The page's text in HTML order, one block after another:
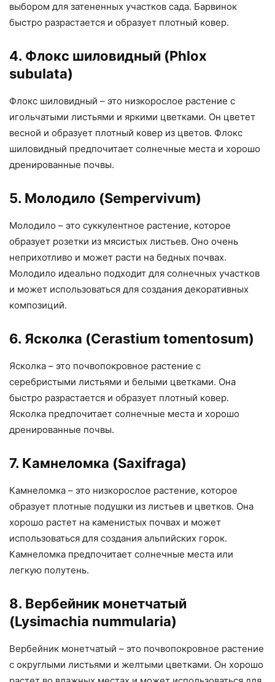
выбором для затененных участков сада. Барвинок
быстро разрастается и образует плотный ковер.
4. Флокс шиловидный (Phlox
subulata)
Флокс шиловидный – это низкорослое растение с
игольчатыми листьями и яркими цветками. Он цветет
весной и образует плотный ковер из цветов. Флокс
шиловидный предпочитает солнечные места и хорошо
дренированные почвы.
5. Молодило (Sempervivum)
Молодило – это суккулентное растение, которое
образует розетки из мясистых листьев. Оно очень
неприхотливо и может расти на бедных почвах.
Молодило идеально подходит для солнечных участков
и может использоваться для создания декоративных
композиций.
6. Ясколка (Cerastium tomentosum)
Ясколка – это почвопокровное растение с
серебристыми листьями и белыми цветками. Она
быстро разрастается и образует плотный ковер.
Ясколка предпочитает солнечные места и хорошо
дренированные почвы.
7. Камнеломка (Saxifraga)
Камнеломка – это низкорослое растение, которое
образует плотные подушки из листьев и цветков. Она
хорошо растет на каменистых почвах и может
использоваться для создания альпийских горок.
Камнеломка предпочитает солнечные места или
легкую полутень.
8. Вербейник монетчатый
(Lysimachia nummularia)
Вербейник монетчатый – это почвопокровное растение
с округлыми листьями и желтыми цветками. Он хорошо